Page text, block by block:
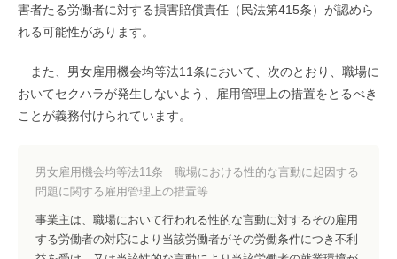
害者たる労働者に対する損害賠償責任（民法第415条）が認めら
れる可能性があります。
また、男女雇用機会均等法11条において、次のとおり、職場に
おいてセクハラが発生しないよう、雇用管理上の措置をとるべき
ことが義務付けられています。
事業主は、職場において行われる性的な言動に対するその雇用
する労働者の対応により当該労働者がその労働条件につき不利
男女雇用機会均等法11条 職場における性的な言動に起因する
問題に関する雇用管理上の措置等